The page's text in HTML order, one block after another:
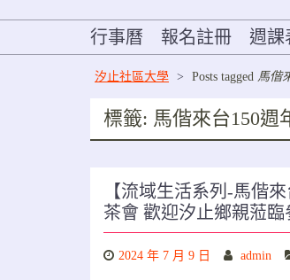
行事曆 報名註冊 週課
汐止社區大學 > Posts tagged 馬偕
標籤: 馬偕來台150週
【流域生活系列-馬偕
茶會 歡迎汐止鄉親蒞臨
2024 年 7 月 9 日 admin